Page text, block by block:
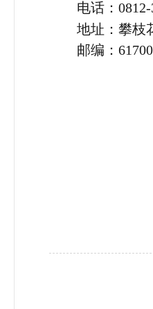
电话：0812-
地址：攀枝
邮编：